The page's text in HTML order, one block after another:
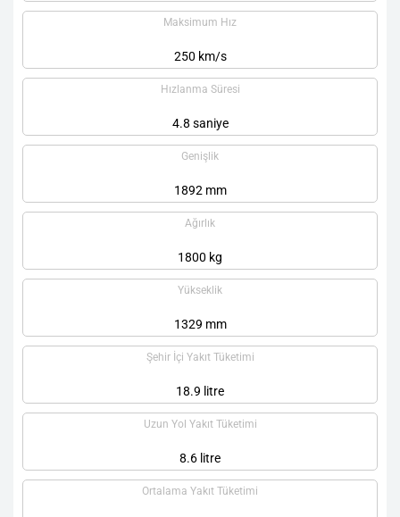
Maksimum Hız
250 km/s
Hızlanma Süresi
4.8 saniye
Genişlik
1892 mm
Ağırlık
1800 kg
Yükseklik
1329 mm
Şehir İçi Yakıt Tüketimi
18.9 litre
Uzun Yol Yakıt Tüketimi
8.6 litre
Ortalama Yakıt Tüketimi